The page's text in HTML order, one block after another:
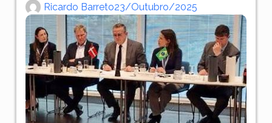
Ricardo Barreto23/outubro/2025